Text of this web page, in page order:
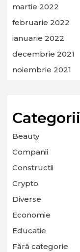
martie 2022
februarie 2022
ianuarie 2022
decembrie 2021
noiembrie 2021
Categorii
Beauty
Companii
Constructii
Crypto
Diverse
Economie
Educatie
Fără categorie